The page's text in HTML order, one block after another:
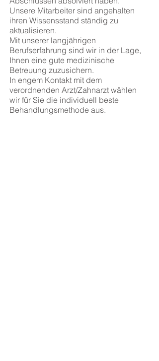
Unsere Mitarbeiter sind angehalten
ihren Wissensstand ständig zu
aktualisieren.
Mit unserer langjährigen
Berufserfahrung sind wir in der Lage,
Ihnen eine gute medizinische
Betreuung zuzusichern.
In engem Kontakt mit dem
verordnenden Arzt/Zahnarzt wählen
wir für Sie die individuell beste
Behandlungsmethode aus.